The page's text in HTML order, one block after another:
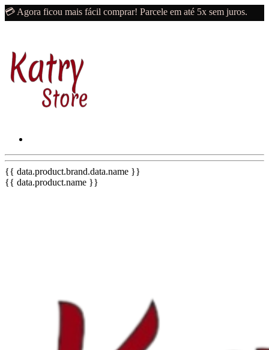
💳 Agora ficou mais fácil comprar! Parcele em até 5x sem juros.
{{ data.product.brand.data.name }}
{{ data.product.name }}